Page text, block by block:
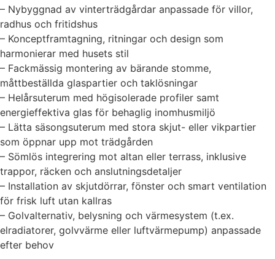
– Nybyggnad av vinterträdgårdar anpassade för villor,
radhus och fritidshus
– Konceptframtagning, ritningar och design som
harmonierar med husets stil
– Fackmässig montering av bärande stomme,
måttbeställda glaspartier och taklösningar
– Helårsuterum med högisolerade profiler samt
energieffektiva glas för behaglig inomhusmiljö
– Lätta säsongsuterum med stora skjut- eller vikpartier
som öppnar upp mot trädgården
– Sömlös integrering mot altan eller terrass, inklusive
trappor, räcken och anslutningsdetaljer
– Installation av skjutdörrar, fönster och smart ventilation
för frisk luft utan kallras
– Golvalternativ, belysning och värmesystem (t.ex.
elradiatorer, golvvärme eller luftvärmepump) anpassade
efter behov